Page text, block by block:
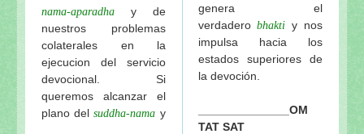
nama-aparadha y de
nuestros problemas
colaterales en la
ejecucion del servicio
devocional. Si
queremos alcanzar el
plano del suddha-nama y
genera el
verdadero bhakti y nos
impulsa hacia los
estados superiores de
la devoción.
______________OM
TAT SAT